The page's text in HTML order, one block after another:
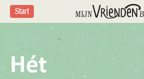
Start
Hét